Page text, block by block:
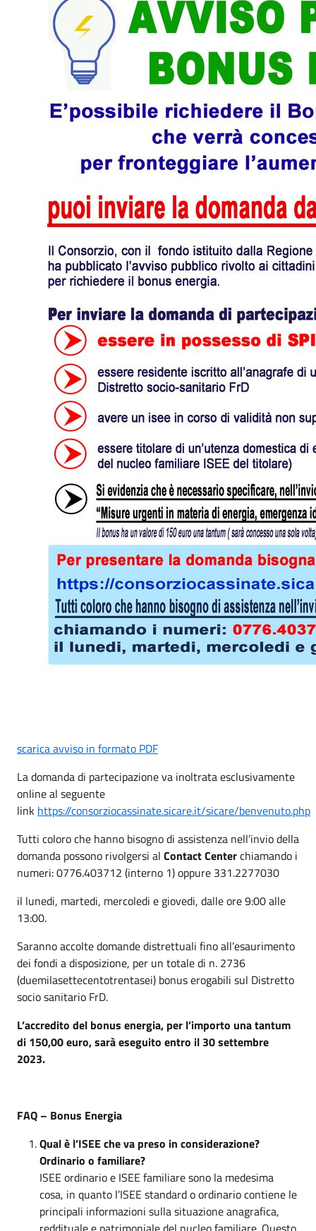
scarica avviso in formato PDF
La domanda di partecipazione va inoltrata esclusivamente
online al seguente
link https://consorziocassinate.sicare.it/sicare/benvenuto.php
Tutti coloro che hanno bisogno di assistenza nell’invio della
domanda possono rivolgersi al Contact Centerchiamando i
numeri: 0776.403712 (interno 1) oppure 331.2277030
il lunedi, martedi, mercoledi e giovedi, dalle ore 9:00 alle
13:00.
Saranno accolte domande distrettuali fino all’esaurimento
dei fondi a disposizione, per un totale di n. 2736
(duemilasettecentotrentasei) bonus erogabili sul Distretto
socio sanitario FrD.
L’accredito del bonus energia, per l’importo una tantum
di 150,00 euro, sarà eseguito entro il 30 settembre
2023.
FAQ – Bonus Energia
Qual è l’ISEE che va preso in considerazione?
Ordinario o familiare?
ISEE ordinario e ISEE familiare sono la medesima
cosa, in quanto l’ISEE standard o ordinario contiene le
principali informazioni sulla situazione anagrafica,